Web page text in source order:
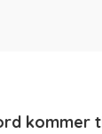
kommer